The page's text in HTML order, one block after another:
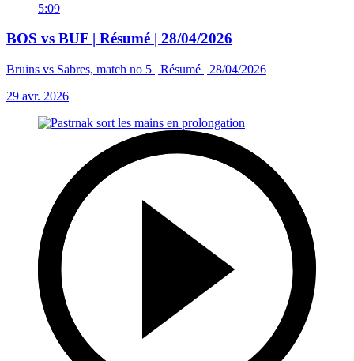
5:09
BOS vs BUF | Résumé | 28/04/2026
Bruins vs Sabres, match no 5 | Résumé | 28/04/2026
29 avr. 2026